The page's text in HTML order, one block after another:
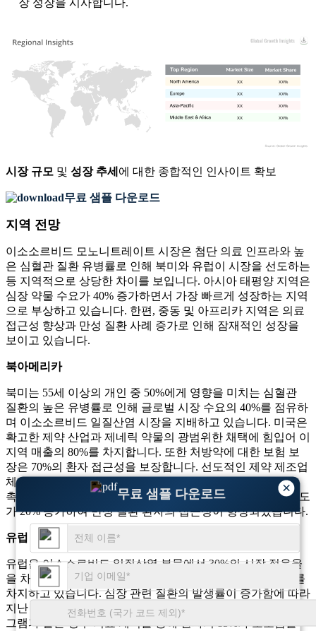
×
무료 샘플 다운로드
장 성장을 시사합니다.
XX%
XX
XX%
XX
XX%
XX
XX%
XX
시장 규모 및 성장 추세 에 대한 종합적인 인사이트 확보
무료 샘플 다운로드
지역 전망
이소소르비드 모노니트레이트 시장은 첨단 의료 인프라와 높
은 심혈관 질환 유병률로 인해 북미와 유럽이 시장을 선도하는
등 지역적으로 상당한 차이를 보입니다. 아시아 태평양 지역은
심장 약물 수요가 40% 증가하면서 가장 빠르게 성장하는 지역
으로 부상하고 있습니다. 한편, 중동 및 아프리카 지역은 의료
접근성 향상과 만성 질환 사례 증가로 인해 잠재적인 성장을
보이고 있습니다.
북아메리카
북미는 55세 이상의 개인 중 50%에게 영향을 미치는 심혈관
질환의 높은 유병률로 인해 글로벌 시장 수요의 40%를 점유하
며 이소소르비드 일질산염 시장을 지배하고 있습니다. 미국은
확고한 제약 산업과 제네릭 약물의 광범위한 채택에 힘입어 이
지역 매출의 80%를 차지합니다. 또한 처방약에 대한 보험 보
장은 70%의 환자 접근성을 보장합니다. 선도적인 제약 제조업
체의 존재로 인해 의약품 비용이 30% 절감되어 수요가 더욱
촉진되었습니다. 원격 의료와 온라인 약국을 통해 복약 순응도
가 20% 증가하여 만성 질환 환자의 접근성이 향상되었습니다.
유럽
유럽은 이소소르비드 일질산염 부문에서 30%의 시장 점유율
을 차지하고 있으며, 독일, 프랑스, ​​영국이 지역 수요의 70%를
차지하고 있습니다. 심장 관련 질환의 발생률이 증가함에 따라
지난 5년 동안 처방률이 25% 증가했습니다. 보편적 상환 프로
그램과 같은 정부 의료 계획을 통해 환자의 85%가 보조금을